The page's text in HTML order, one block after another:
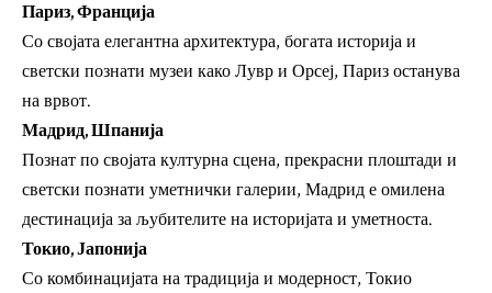
Париз, Франција
Со својата елегантна архитектура, богата историја и
светски познати музеи како Лувр и Орсеј, Париз останува
на врвот.
Мадрид, Шпанија
Познат по својата културна сцена, прекрасни плоштади и
светски познати уметнички галерии, Мадрид е омилена
дестинација за љубителите на историјата и уметноста.
Токио, Јапонија
Со комбинацијата на традиција и модерност, Токио